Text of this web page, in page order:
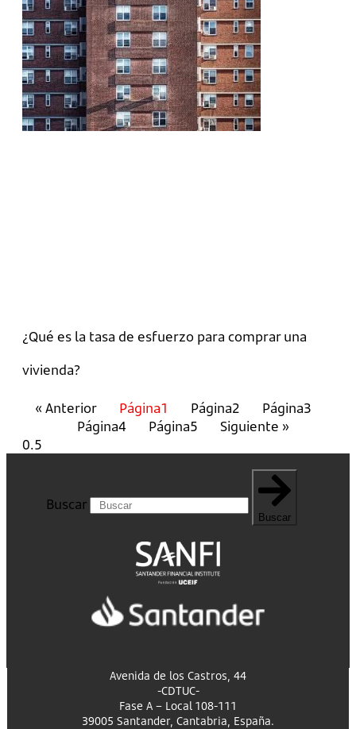
¿Qué es la tasa de esfuerzo para comprar una
vivienda?
« Anterior Página1 Página2 Página3
Página4 Página5 Siguiente »
Buscar
Buscar
Avenida de los Castros, 44
-CDTUC-
Fase A – Local 108-111
39005 Santander, Cantabria, España.